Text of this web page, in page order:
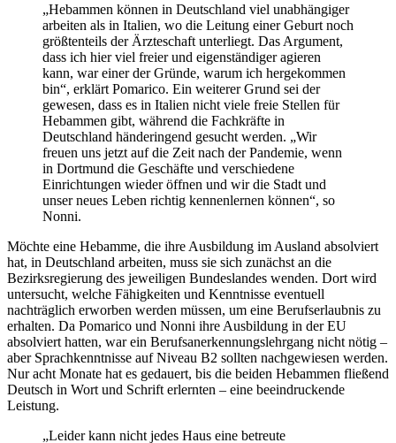
„Hebammen können in Deutschland viel unabhängiger
arbeiten als in Italien, wo die Leitung einer Geburt noch
größtenteils der Ärzteschaft unterliegt. Das Argument,
dass ich hier viel freier und eigenständiger agieren
kann, war einer der Gründe, warum ich hergekommen
bin“, erklärt Pomarico. Ein weiterer Grund sei der
gewesen, dass es in Italien nicht viele freie Stellen für
Hebammen gibt, während die Fachkräfte in
Deutschland händeringend gesucht werden. „Wir
freuen uns jetzt auf die Zeit nach der Pandemie, wenn
in Dortmund die Geschäfte und verschiedene
Einrichtungen wieder öffnen und wir die Stadt und
unser neues Leben richtig kennenlernen können“, so
Nonni.
Möchte eine Hebamme, die ihre Ausbildung im Ausland absolviert
hat, in Deutschland arbeiten, muss sie sich zunächst an die
Bezirksregierung des jeweiligen Bundeslandes wenden. Dort wird
untersucht, welche Fähigkeiten und Kenntnisse eventuell
nachträglich erworben werden müssen, um eine Berufserlaubnis zu
erhalten. Da Pomarico und Nonni ihre Ausbildung in der EU
absolviert hatten, war ein Berufsanerkennungslehrgang nicht nötig –
aber Sprachkenntnisse auf Niveau B2 sollten nachgewiesen werden.
Nur acht Monate hat es gedauert, bis die beiden Hebammen fließend
Deutsch in Wort und Schrift erlernten – eine beeindruckende
Leistung.
„Leider kann nicht jedes Haus eine betreute